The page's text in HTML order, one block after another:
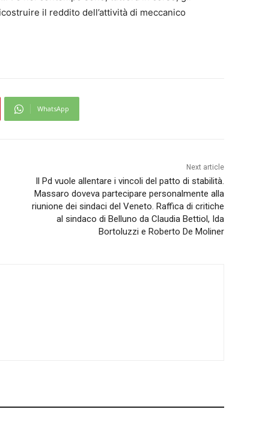
il reddito dell’attività di meccanico
WhatsApp
Next article
Il Pd vuole allentare i vincoli del patto di stabilità.
Massaro doveva partecipare personalmente alla
riunione dei sindaci del Veneto. Raffica di critiche
al sindaco di Belluno da Claudia Bettiol, Ida
Bortoluzzi e Roberto De Moliner